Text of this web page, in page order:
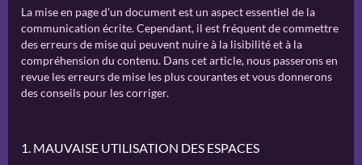
La mise en page d'un document est un aspect essentiel de la
communication écrite. Cependant, il est fréquent de commettre
des erreurs de mise qui peuvent nuire à la lisibilité et à la
compréhension du contenu. Dans cet article, nous passerons en
revue les erreurs de mise les plus courantes et vous donnerons
des conseils pour les corriger.
1. MAUVAISE UTILISATION DES ESPACES